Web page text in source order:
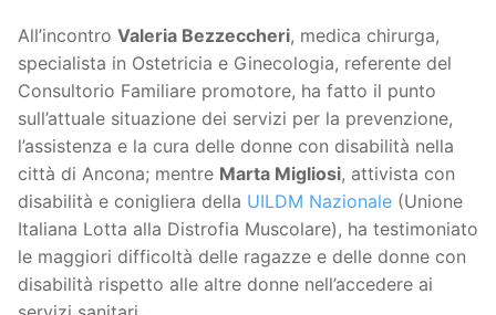
All’incontro Valeria Bezzeccheri, medica chirurga,
specialista in Ostetricia e Ginecologia, referente del
Consultorio Familiare promotore, ha fatto il punto
sull’attuale situazione dei servizi per la prevenzione,
l’assistenza e la cura delle donne con disabilità nella
città di Ancona; mentre Marta Migliosi, attivista con
disabilità e conigliera della UILDM Nazionale (Unione
Italiana Lotta alla Distrofia Muscolare), ha testimoniato
le maggiori difficoltà delle ragazze e delle donne con
disabilità rispetto alle altre donne nell’accedere ai